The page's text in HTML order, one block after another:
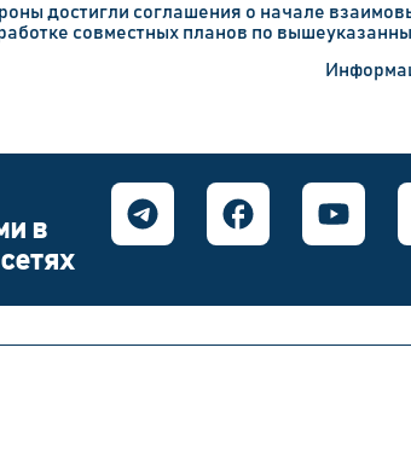
достигли соглашения о начале
совместных планов по
в